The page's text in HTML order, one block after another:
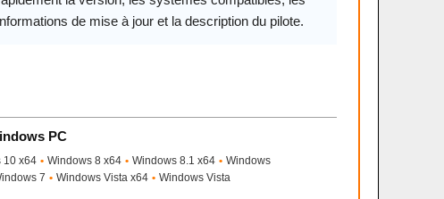
de mise à jour et la description du pilote.
PC
10 x64 • Windows 8 x64 • Windows 8.1 x64 • Windows
7 • Windows Vista x64 • Windows Vista